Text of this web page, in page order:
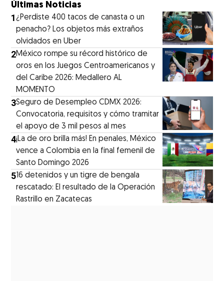
Últimas Noticias
1¿Perdiste 400 tacos de canasta o un
penacho? Los objetos más extraños
olvidados en Uber
2México rompe su récord histórico de
oros en los Juegos Centroamericanos y
del Caribe 2026: Medallero AL
MOMENTO
3Seguro de Desempleo CDMX 2026:
Convocatoria, requisitos y cómo tramitar
el apoyo de 3 mil pesos al mes
4¡La de oro brilla más! En penales, México
vence a Colombia en la final femenil de
Santo Domingo 2026
516 detenidos y un tigre de bengala
rescatado: El resultado de la Operación
Rastrillo en Zacatecas